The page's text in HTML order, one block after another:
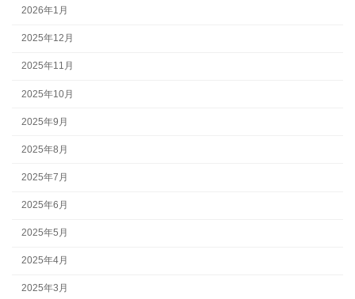
2026年1月
2025年12月
2025年11月
2025年10月
2025年9月
2025年8月
2025年7月
2025年6月
2025年5月
2025年4月
2025年3月